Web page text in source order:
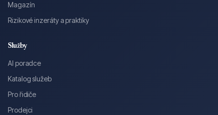
Magazín
Rizikové inzeráty a praktiky
Služby
AI poradce
Katalog služeb
Pro řidiče
Prodejci